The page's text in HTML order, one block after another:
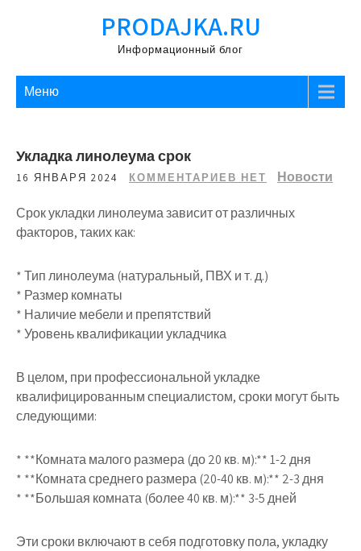
PRODAJKA.RU
Информационный блог
Меню
Укладка линолеума срок
16 ЯНВАРЯ 2024 КОММЕНТАРИЕВ НЕТ Новости
Срок укладки линолеума зависит от различных
факторов, таких как:
* Тип линолеума (натуральный, ПВХ и т. д.)
* Размер комнаты
* Наличие мебели и препятствий
* Уровень квалификации укладчика
В целом, при профессиональной укладке
квалифицированным специалистом, сроки могут быть
следующими:
* **Комната малого размера (до 20 кв. м):** 1-2 дня
* **Комната среднего размера (20-40 кв. м):** 2-3 дня
* **Большая комната (более 40 кв. м):** 3-5 дней
Эти сроки включают в себя подготовку пола, укладку